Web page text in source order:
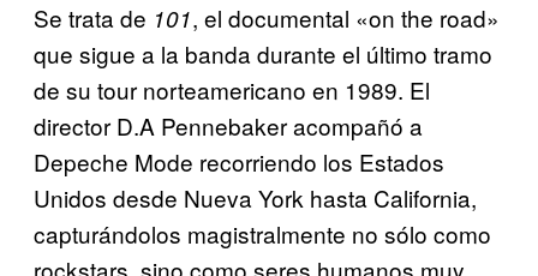
Se trata de 101, el documental «on the road»
que sigue a la banda durante el último tramo
de su tour norteamericano en 1989. El
director D.A Pennebaker acompañó a
Depeche Mode recorriendo los Estados
Unidos desde Nueva York hasta California,
capturándolos magistralmente no sólo como
rockstars, sino como seres humanos muy